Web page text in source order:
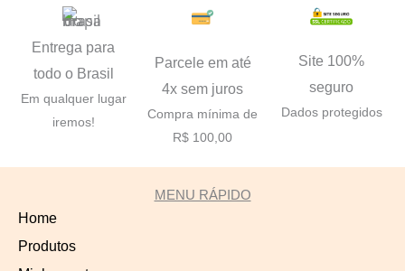
Entrega para
todo o Brasil
Em qualquer lugar
iremos!
Parcele em até
4x sem juros
Compra mínima de
R$ 100,00
Site 100%
seguro
Dados protegidos
MENU RÁPIDO
Home
Produtos